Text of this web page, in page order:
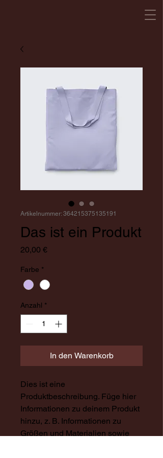
Artikelnummer: 364215375135191
Das ist ein Produkt
20,00 €Preis
Farbe *
Anzahl *
In den Warenkorb
Dies ist eine
Produktbeschreibung. Füge hier
Informationen zu deinem Produkt
hinzu, z. B. Informationen zu
Größen und Materialien sowie